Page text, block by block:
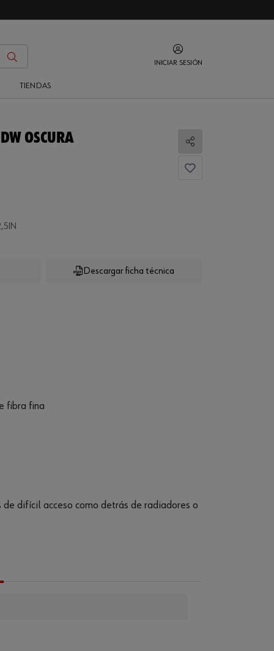
INICIAR SESIÓN
TIENDAS
OSCURA
Compartir
Descargar ficha técnica
fibra fina
difícil acceso como detrás de radiadores o